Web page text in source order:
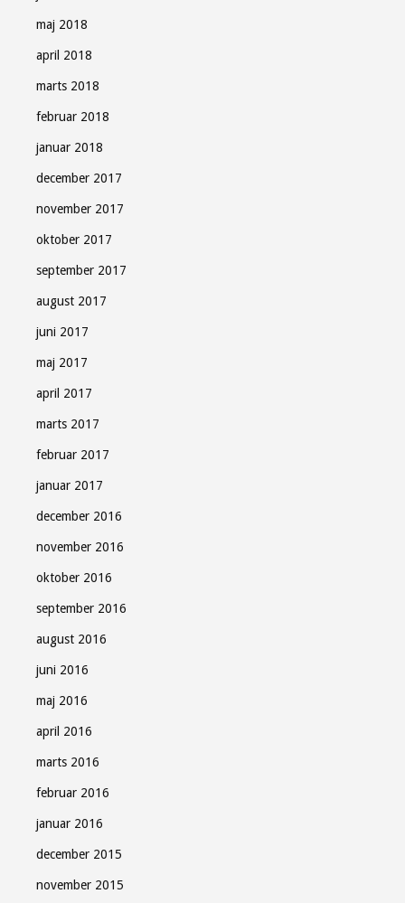
maj 2018
april 2018
marts 2018
februar 2018
januar 2018
december 2017
november 2017
oktober 2017
september 2017
august 2017
juni 2017
maj 2017
april 2017
marts 2017
februar 2017
januar 2017
december 2016
november 2016
oktober 2016
september 2016
august 2016
juni 2016
maj 2016
april 2016
marts 2016
februar 2016
januar 2016
december 2015
november 2015